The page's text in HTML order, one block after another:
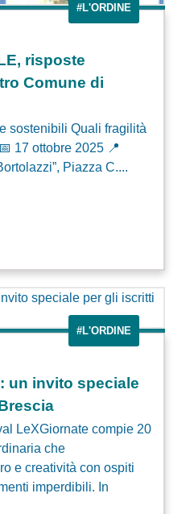
#L'ORDINE
risposte
Comune di
sostenibili Quali fragilità
17 ottobre 2025 📍
Piazza C....
#L'ORDINE
un invito speciale
LeXGiornate compie 20
che
e creatività con ospiti
imperdibili. In